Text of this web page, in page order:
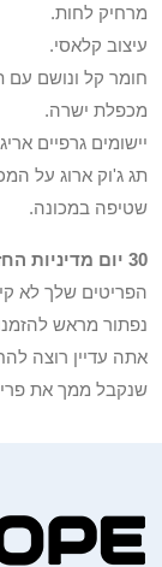
מרחיק לחות.
עיצוב קלאסי.
חומר קל ונושם
מכפלת ישרה.
יישומים גרפיים
תג ג'וק ארוג על
שטיפה במכונה.
30 יום מדיניות החזר והחזר כספי
נפתור מראש
אתה עדיין רוצה
שנקבל ממך את